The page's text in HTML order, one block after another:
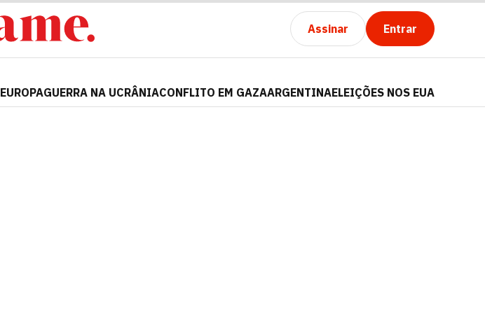
Assinar Entrar
EUROPAGUERRA NA UCRÂNIACONFLITO EM GAZAARGENTINAELEIÇÕES NOS EUA